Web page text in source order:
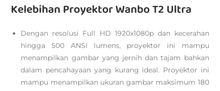
Kelebihan Proyektor Wanbo T2 Ultra
Dengan resolusi Full HD 1920x1080p dan kecerahan
hingga 500 ANSI lumens, proyektor ini mampu
menampilkan gambar yang jernih dan tajam bahkan
dalam pencahayaan yang kurang ideal. Proyektor ini
mampu menampilkan ukuran gambar maksimum 180